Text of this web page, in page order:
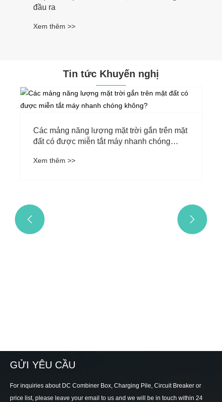
đầu ra
Xem thêm >>
Tin tức Khuyến nghị
Các mảng năng lượng mặt trời gắn trên mặt
đất có được miễn tắt máy nhanh chóng
Xem thêm >>
 
GỬI YÊU CẦU
For inquiries about DC Combiner Box, Charging Pile, Circuit Breaker or
price list, please leave your email to us and we will be in touch within 24